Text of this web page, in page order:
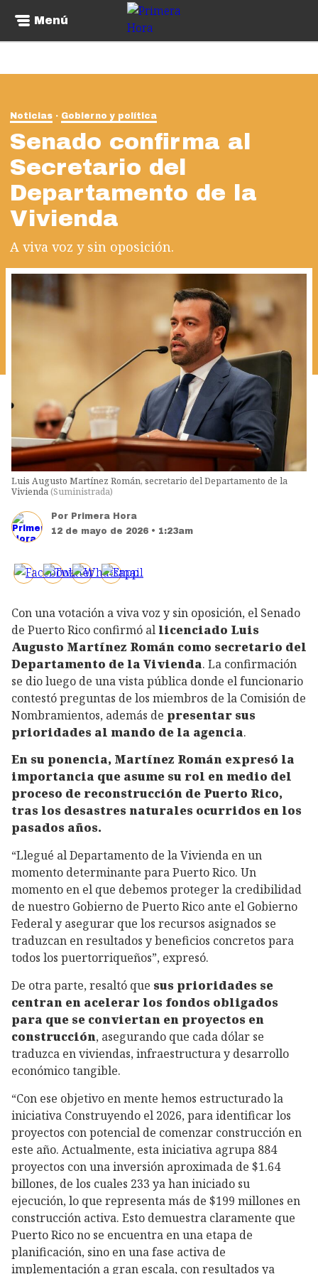
Menú
Noticias Gobierno y política
Senado confirma al
Secretario del
Departamento de la
Vivienda
A viva voz y sin oposición.
Luis Augusto Martínez Román, secretario del Departamento de la
Vivienda(Suministrada)
Por Primera Hora
12 de mayo de 2026 • 1:23am
Con una votación a viva voz y sin oposición, el Senado
de Puerto Rico confirmó al licenciado Luis
Augusto Martínez Román como secretario del
Departamento de la Vivienda. La confirmación
se dio luego de una vista pública donde el funcionario
contestó preguntas de los miembros de la Comisión de
Nombramientos, además de presentar sus
prioridades al mando de la agencia.
En su ponencia, Martínez Román expresó la
importancia que asume su rol en medio del
proceso de reconstrucción de Puerto Rico,
tras los desastres naturales ocurridos en los
pasados años.
“Llegué al Departamento de la Vivienda en un
momento determinante para Puerto Rico. Un
momento en el que debemos proteger la credibilidad
de nuestro Gobierno de Puerto Rico ante el Gobierno
Federal y asegurar que los recursos asignados se
traduzcan en resultados y beneficios concretos para
todos los puertorriqueños”, expresó.
De otra parte, resaltó que sus prioridades se
centran en acelerar los fondos obligados
para que se conviertan en proyectos en
construcción, asegurando que cada dólar se
traduzca en viviendas, infraestructura y desarrollo
económico tangible.
“Con ese objetivo en mente hemos estructurado la
iniciativa Construyendo el 2026, para identificar los
proyectos con potencial de comenzar construcción en
este año. Actualmente, esta iniciativa agrupa 884
proyectos con una inversión aproximada de $1.64
billones, de los cuales 233 ya han iniciado su
ejecución, lo que representa más de $199 millones en
construcción activa. Esto demuestra claramente que
Puerto Rico no se encuentra en una etapa de
planificación, sino en una fase activa de
implementación a gran escala, con resultados ya